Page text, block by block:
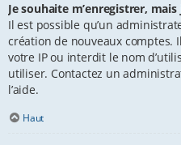
Je souhaite m’enregistrer, mais
Il est possible qu’un
création de nouveaux comptes.
votre IP ou interdit le nom
utiliser. Contactez un
l’aide.
Haut